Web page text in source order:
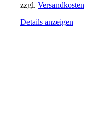
zzgl. Versandkosten
Details anzeigen